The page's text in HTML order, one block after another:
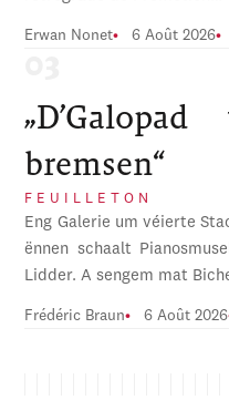
Erwan Nonet 6 Août 2026
bremsen“
FEUILLETON
Eng Galerie um véierte
ënnen schaalt
Lidder. A sengem mat
Frédéric Braun 6 Août 2026